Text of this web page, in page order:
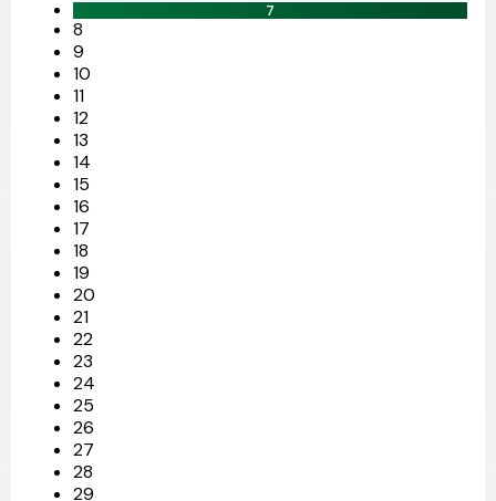
7
8
9
10
11
12
13
14
15
16
17
18
19
20
21
22
23
24
25
26
27
28
29